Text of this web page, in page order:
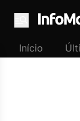
Menu
Início